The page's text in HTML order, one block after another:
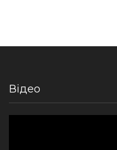
Відео